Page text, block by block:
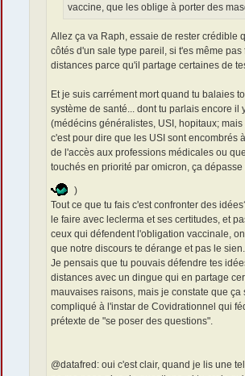
vaccine, que les oblige à porter des
Allez ça va Raph, essaie de rester crédible
côtés d'un sale type pareil, si t'es même
distances parce qu'il partage certaines de
Et je suis carrément mort quand tu balaies
système de santé... dont tu parlais encore il
(médécins généralistes, USI, hopitaux;
c'est pour dire que les USI sont encombrés
de l'accès aux professions médicales ou
touchés en priorité par omicron, ça
)
Tout ce que tu fais c'est confronter des
le faire avec leclerma et ses certitudes, et
ceux qui défendent l'obligation vaccinale,
que notre discours te dérange et pas le
Je pensais que tu pouvais défendre tes
distances avec un dingue qui en partage
mauvaises raisons, mais je constate que ça
compliqué à l'instar de Covidrationnel qui
prétexte de "se poser des questions".
@datafred: oui c'est clair, quand je lis une